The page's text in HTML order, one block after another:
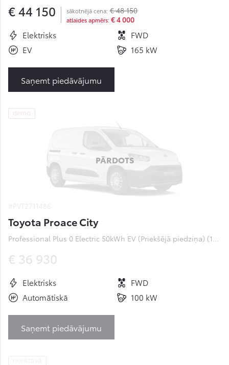
€ 44 150 sākotnējā cena: € 48 150
atlaides apmērs: € 4 000
Elektrisks
FWD
EV
165 kW
Saņemt piedāvājumu
demo
PĀRDOTS
Toyota Proace City
Professional Plus 0 Electric 50kWh EV (Priekšējā piedziņa) (100 kW)
€ 36 930
Elektrisks
FWD
Automātiskā
100 kW
Saņemt piedāvājumu
noliktavā